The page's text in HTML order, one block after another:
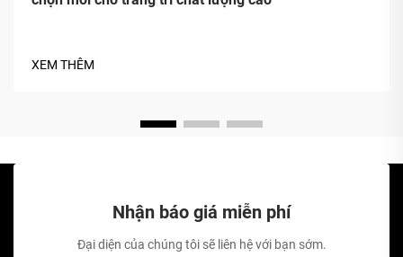
XEM THÊM
Nhận báo giá miễn phí
Đại diện của chúng tôi sẽ liên hệ với bạn sớm.